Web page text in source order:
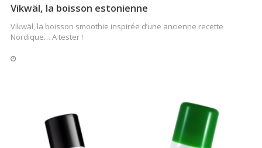
Vikwäl, la boisson estonienne
Vikwäl, la boisson smoothie inspirée d’une ancienne recette
Nordique… A tester !